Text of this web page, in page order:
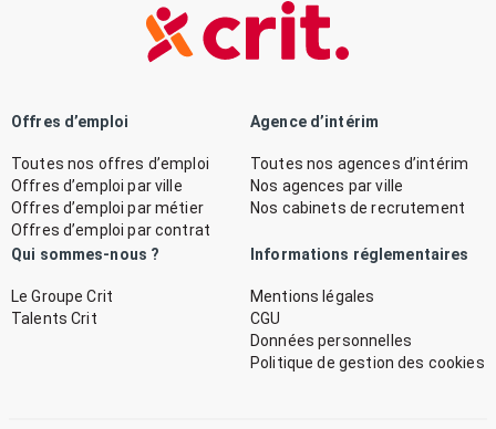
Offres d’emploi
Toutes nos offres d’emploi
Offres d’emploi par ville
Offres d’emploi par métier
Offres d’emploi par contrat
Agence d’intérim
Toutes nos agences d’intérim
Nos agences par ville
Nos cabinets de recrutement
Qui sommes-nous ?
Le Groupe Crit
Talents Crit
Informations réglementaires
Mentions légales
CGU
Données personnelles
Politique de gestion des cookies